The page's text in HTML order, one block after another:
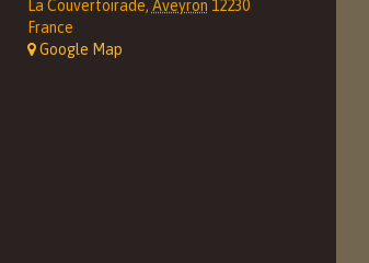
La Couvertoirade, Aveyron 12230
France
+ Google Map